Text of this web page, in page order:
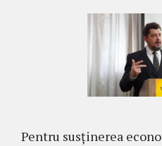
Pentru susținerea